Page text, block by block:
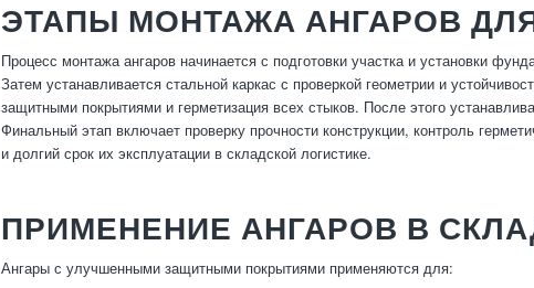
ЭТАПЫ МОНТАЖА АНГАРОВ
Процесс монтажа ангаров начинается с подготовки участка и установки
Затем устанавливается стальной каркас с проверкой геометрии и
защитными покрытиями и герметизация всех стыков. После этого
Финальный этап включает проверку прочности конструкции, контроль
и долгий срок их эксплуатации в складской логистике.
ПРИМЕНЕНИЕ АНГАРОВ В
Ангары с улучшенными защитными покрытиями применяются для: